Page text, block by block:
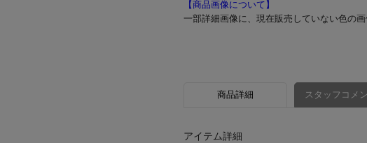
【商品画像について】
一部詳細画像に、現在販売していない色の
商品詳細 スタッフコメ
アイテム詳細